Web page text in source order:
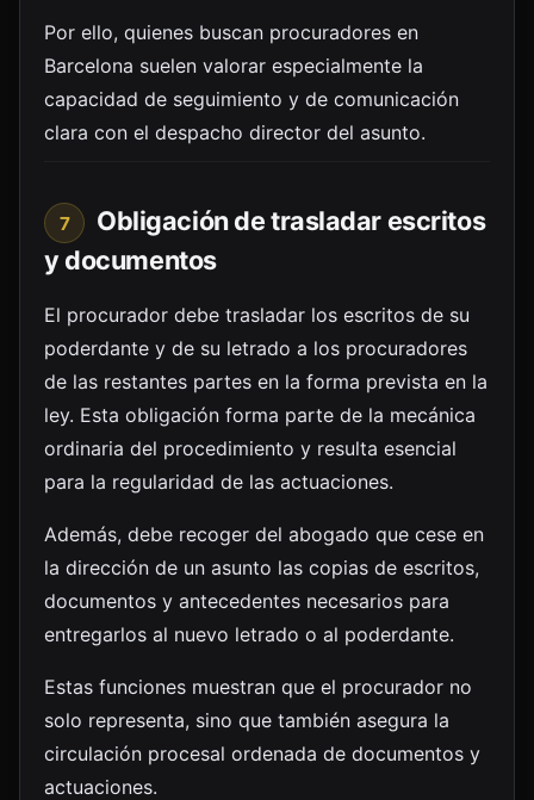
Por ello, quienes buscan procuradores en
Barcelona suelen valorar especialmente la
capacidad de seguimiento y de comunicación
clara con el despacho director del asunto.
7
Obligación de trasladar escritos
y documentos
El procurador debe trasladar los escritos de su
poderdante y de su letrado a los procuradores
de las restantes partes en la forma prevista en la
ley. Esta obligación forma parte de la mecánica
ordinaria del procedimiento y resulta esencial
para la regularidad de las actuaciones.
Además, debe recoger del abogado que cese en
la dirección de un asunto las copias de escritos,
documentos y antecedentes necesarios para
entregarlos al nuevo letrado o al poderdante.
Estas funciones muestran que el procurador no
solo representa, sino que también asegura la
circulación procesal ordenada de documentos y
actuaciones.